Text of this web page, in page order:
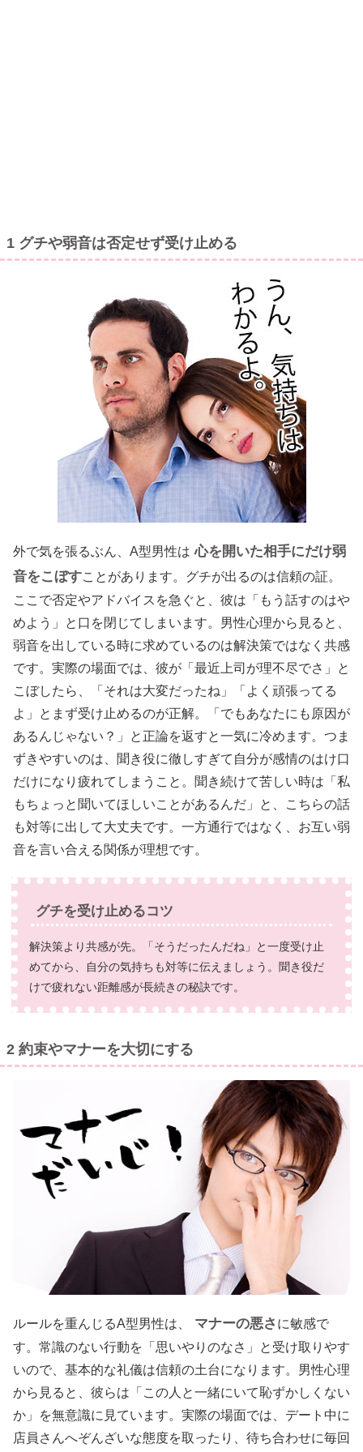
1 グチや弱音は否定せず受け止める
外で気を張るぶん、A型男性は 心を開いた相手にだけ弱
音をこぼすことがあります。グチが出るのは信頼の証。
ここで否定やアドバイスを急ぐと、彼は「もう話すのはや
めよう」と口を閉じてしまいます。男性心理から見ると、
弱音を出している時に求めているのは解決策ではなく共感
です。実際の場面では、彼が「最近上司が理不尽でさ」と
こぼしたら、「それは大変だったね」「よく頑張ってる
よ」とまず受け止めるのが正解。「でもあなたにも原因が
あるんじゃない？」と正論を返すと一気に冷めます。つま
ずきやすいのは、聞き役に徹しすぎて自分が感情のはけ口
だけになり疲れてしまうこと。聞き続けて苦しい時は「私
もちょっと聞いてほしいことがあるんだ」と、こちらの話
も対等に出して大丈夫です。一方通行ではなく、お互い弱
音を言い合える関係が理想です。
グチを受け止めるコツ
解決策より共感が先。「そうだったんだね」と一度受け止
めてから、自分の気持ちも対等に伝えましょう。聞き役だ
けで疲れない距離感が長続きの秘訣です。
2 約束やマナーを大切にする
ルールを重んじるA型男性は、 マナーの悪さ に敏感で
す。常識のない行動を「思いやりのなさ」と受け取りやす
いので、基本的な礼儀は信頼の土台になります。男性心理
から見ると、彼らは「この人と一緒にいて恥ずかしくない
か」を無意識に見ています。実際の場面では、デート中に
店員さんへぞんざいな態度を取ったり、待ち合わせに毎回